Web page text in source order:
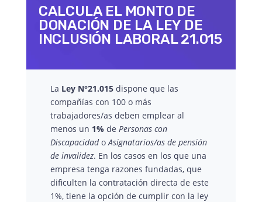
CALCULA EL MONTO DE
DONACIÓN DE LA LEY DE
INCLUSIÓN LABORAL 21.015
La Ley N°21.015dispone que las
compañías con 100 o más
trabajadores/as deben emplear al
menos un 1%de Personas con
DiscapacidadoAsignatarios/as de pensión
de invalidez. En los casos en los que una
empresa tenga razones fundadas, que
dificulten la contratación directa de este
1%, tiene la opción de cumplir con la ley